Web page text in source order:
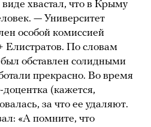
хвастал, что в Крыму
— Университет
особой комиссией
Елистратов. По словам
обставлен солидными
прекрасно. Во время
(кажется,
за что ее удаляют.
«А помните, что